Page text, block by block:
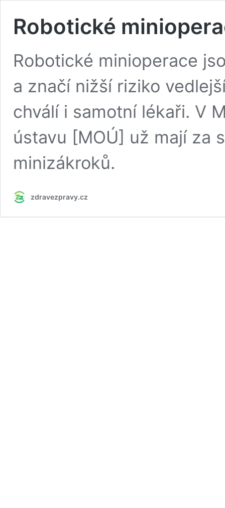
Robotické
Robotické minioperace
a značí nižší riziko
chválí i samotní lékaři. V
ústavu [MOÚ] už mají za
minizákroků.
zdravezpravy.cz